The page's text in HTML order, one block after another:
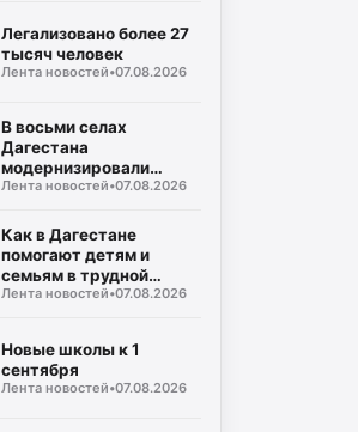
Легализовано более 27
тысяч человек
Лента новостей•07.08.2026
В восьми селах
Дагестана
модернизировали
подстанцию
Лента новостей•07.08.2026
Как в Дагестане
помогают детям и
семьям в трудной
ситуации
Лента новостей•07.08.2026
Новые школы к 1
сентября
Лента новостей•07.08.2026